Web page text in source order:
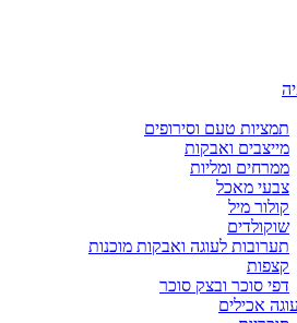
תמציות טעם וסירופים
מייצבים ואבקות
ממרחים ומליות
צבעי מאכל
קולור מיל
שוקולדים
תערובות לעוגה ואבקות מוכנות
קצפות
דפי סוכר ובצק סוכר
אכילים